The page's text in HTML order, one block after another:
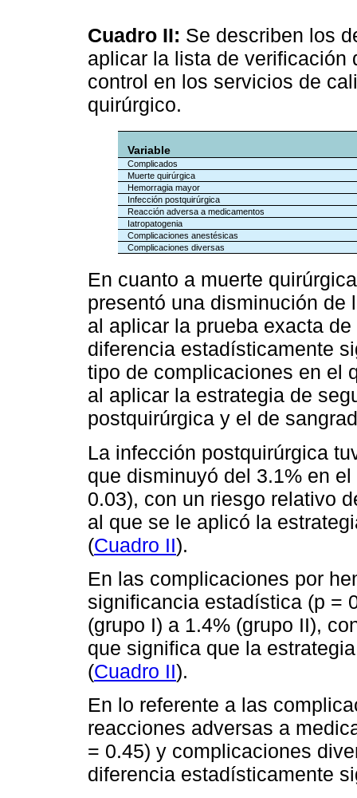
Cuadro II: Se describen los
aplicar la lista de verificación
control en los servicios de
quirúrgico.
Variable
Complicados
Muerte quirúrgica
Hemorragia mayor
Infección postquirúrgica
Reacción adversa a medicamentos
Iatropatogenia
Complicaciones anestésicas
Complicaciones diversas
En cuanto a muerte
presentó una disminución de
al aplicar la prueba exacta
diferencia estadísticamente
tipo de complicaciones en el
al aplicar la estrategia de
postquirúrgica y el de
La infección postquirúrgica
que disminuyó del 3.1% en
0.03), con un riesgo relativo
al que se le aplicó la
(Cuadro II).
En las complicaciones por
significancia estadística (p =
(grupo I) a 1.4% (grupo II),
que significa que la
(Cuadro II).
En lo referente a las
reacciones adversas a
= 0.45) y complicaciones
diferencia estadísticamente